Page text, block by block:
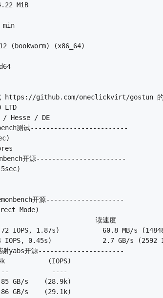
MiB
(x86_64)
https://github.com/oneclickvirt/gostun 的
Hesse / DE
测试-------------------------
开源-----------------------
开源--------------------
Mode)
读速度
IOPS, 1.87s)           60.8 MB/s
0.45s)             2.7 GB/s (2592
yabs开源----------------------
(IOPS)
----
GB/s    (28.9k)
GB/s    (29.1k)